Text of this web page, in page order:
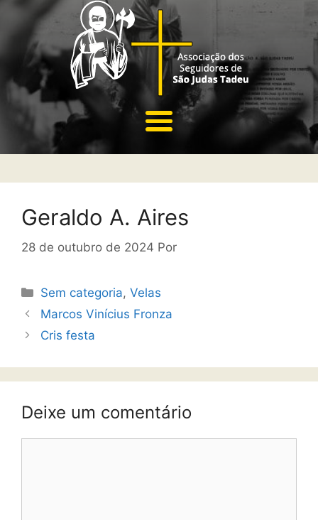
Geraldo A. Aires
28 de outubro de 2024 Por
Sem categoria,Velas
Marcos Vinícius Fronza
Cris festa
Deixe um comentário